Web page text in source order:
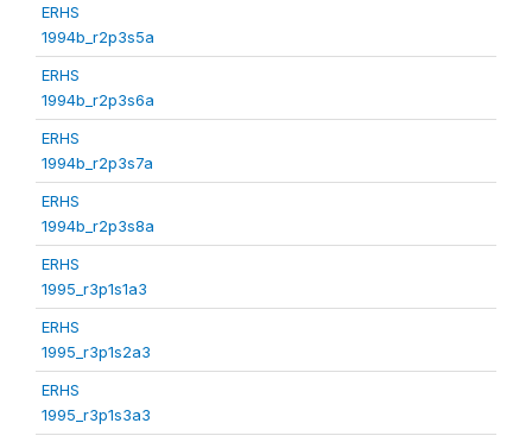
ERHS
1994b_r2p3s5a
ERHS
1994b_r2p3s6a
ERHS
1994b_r2p3s7a
ERHS
1994b_r2p3s8a
ERHS
1995_r3p1s1a3
ERHS
1995_r3p1s2a3
ERHS
1995_r3p1s3a3